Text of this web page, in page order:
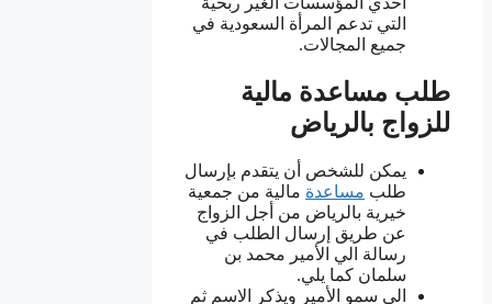
التي تدعم المرأة السعودية في
جميع المجالات.
طلب مساعدة مالية
للزواج بالرياض
يمكن للشخص أن يتقدم بإرسال
طلب مساعدة مالية من جمعية
خيرية بالرياض من أجل الزواج
عن طريق إرسال الطلب في
رسالة الي الأمير محمد بن
سلمان كما يلي.
الي سمو الأمير ويذكر الاسم ثم